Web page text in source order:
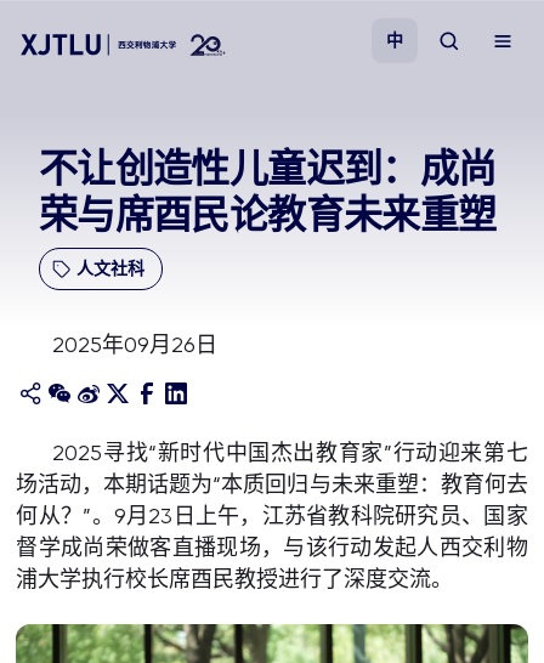
招生
科研
学院
关于我们
中
不让创造性儿童迟到：成尚
荣与席酉民论教育未来重塑
人文社科
2025年09月26日
2025寻找“新时代中国杰出教育家”行动迎来第七
场活动，本期话题为“本质回归与未来重塑：教育何去
何从？”。9月23日上午，江苏省教科院研究员、国家
督学成尚荣做客直播现场，与该行动发起人西交利物
浦大学执行校长席酉民教授进行了深度交流。